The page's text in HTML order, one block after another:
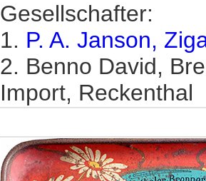
Gesellschafter:
1. P. A. Janson,
2. Benno David,
Import, Reckenthal